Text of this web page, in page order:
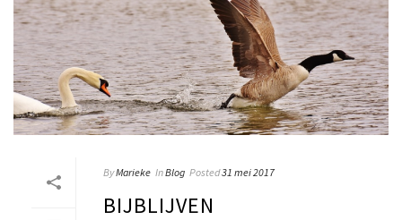
ByMarieke InBlog Posted31 mei 2017
BIJBLIJVEN